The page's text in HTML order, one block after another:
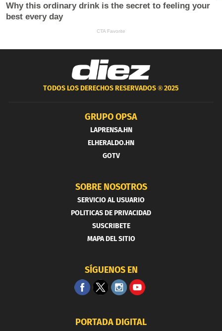
TODOS LOS DERECHOS RESERVADOS ®2025
GRUPO OPSA
LAPRENSA.HN
ELHERALDO.HN
GOTV
SOBRE NOSOTROS
SERVICIO AL USUARIO
POLITICAS DE PRIVACIDAD
SUSCRIBETE
MAPA DEL SITIO
SÍGUENOS EN
PORTADA DIGITAL